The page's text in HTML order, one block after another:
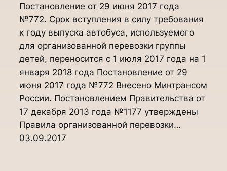
Постановление от 29 июня 2017 года
№772. Срок вступления в силу требования
к году выпуска автобуса, используемого
для организованной перевозки группы
детей, переносится с 1 июля 2017 года на 1
января 2018 года Постановление от 29
июня 2017 года №772 Внесено Минтрансом
России. Постановлением Правительства от
17 декабря 2013 года №1177 утверждены
Правила организованной перевозки…
03.09.2017